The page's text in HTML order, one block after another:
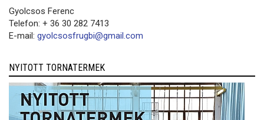
Gyolcsos Ferenc
Telefon: + 36 30 282 7413
E-mail: gyolcsosfrugbi@gmail.com
NYITOTT TORNATERMEK